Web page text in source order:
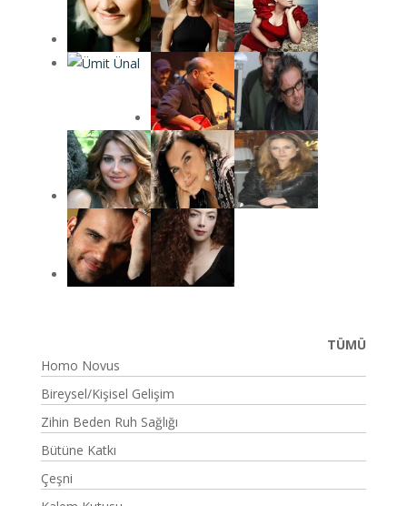
TÜMÜ
Homo Novus
Bireysel/Kişisel Gelişim
Zihin Beden Ruh Sağlığı
Bütüne Katkı
Çeşni